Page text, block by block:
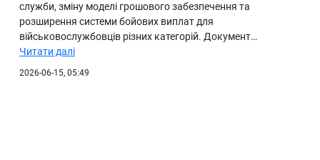
служби, зміну моделі грошового забезпечення та
розширення системи бойових виплат для
військовослужбовців різних категорій. Документ…
Читати далі
2026-06-15, 05:49